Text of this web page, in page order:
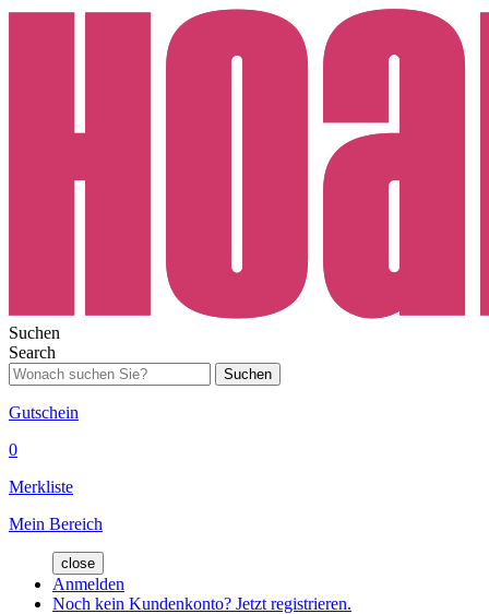
Suchen
Search
Suchen
Gutschein
0
Merkliste
Mein Bereich
close
Anmelden
Noch kein Kundenkonto? Jetzt registrieren.